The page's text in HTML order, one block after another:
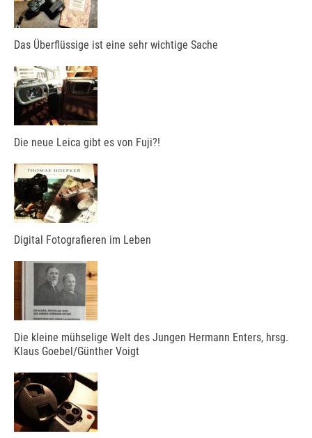
Das Überflüssige ist eine sehr wichtige Sache
Die neue Leica gibt es von Fuji?!
Digital Fotografieren im Leben
Die kleine mühselige Welt des Jungen Hermann Enters, hrsg.
Klaus Goebel/Günther Voigt